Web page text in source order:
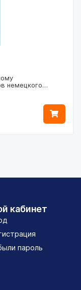
немецкого…
кабинет
пароль